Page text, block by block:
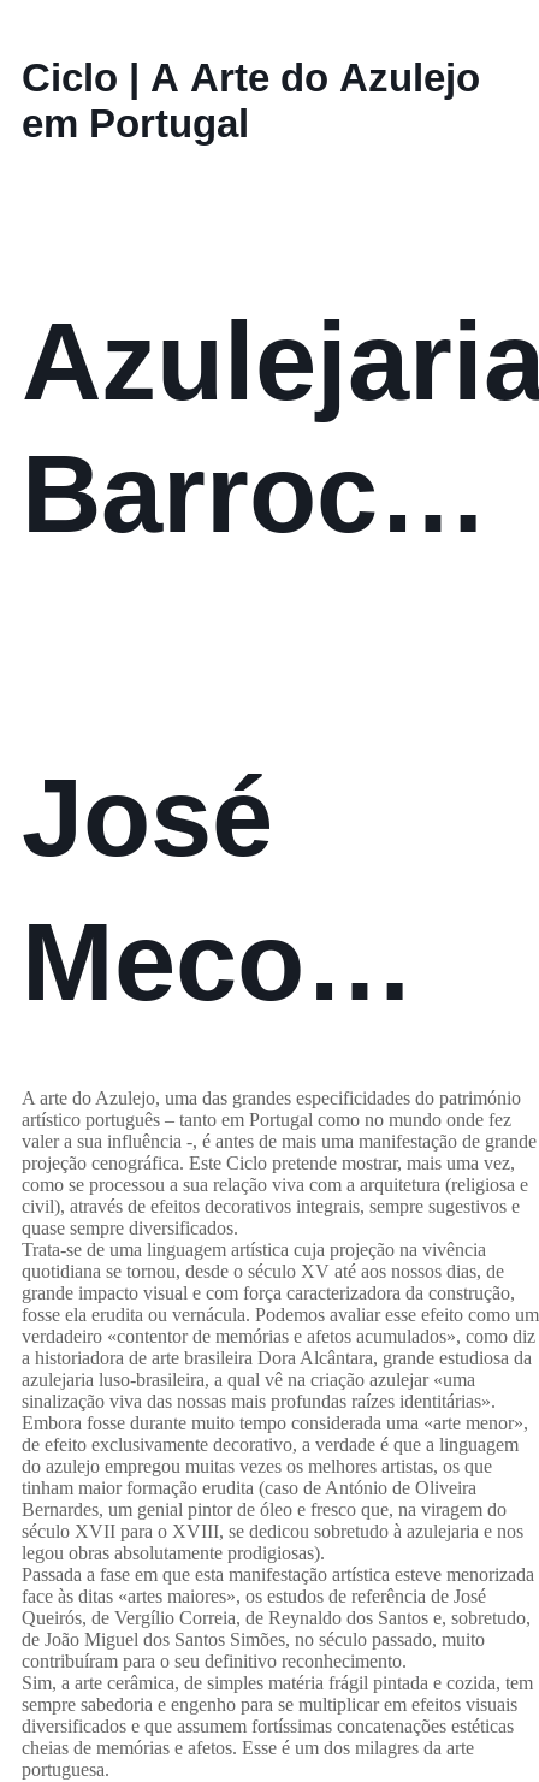
Ciclo | A Arte do Azulejo
em Portugal
Barroca:
Mestres
José
Meco
(ESAD,
IAO)
A arte do Azulejo, uma das grandes especificidades do património
artístico português – tanto em Portugal como no mundo onde fez
valer a sua influência -, é antes de mais uma manifestação de grande
projeção cenográfica. Este Ciclo pretende mostrar, mais uma vez,
como se processou a sua relação viva com a arquitetura (religiosa e
civil), através de efeitos decorativos integrais, sempre sugestivos e
quase sempre diversificados.
Trata-se de uma linguagem artística cuja projeção na vivência
quotidiana se tornou, desde o século XV até aos nossos dias, de
grande impacto visual e com força caracterizadora da construção,
fosse ela erudita ou vernácula. Podemos avaliar esse efeito como um
verdadeiro «contentor de memórias e afetos acumulados», como diz
a historiadora de arte brasileira Dora Alcântara, grande estudiosa da
azulejaria luso-brasileira, a qual vê na criação azulejar «uma
sinalização viva das nossas mais profundas raízes identitárias».
Embora fosse durante muito tempo considerada uma «arte menor»,
de efeito exclusivamente decorativo, a verdade é que a linguagem
do azulejo empregou muitas vezes os melhores artistas, os que
tinham maior formação erudita (caso de António de Oliveira
Bernardes, um genial pintor de óleo e fresco que, na viragem do
século XVII para o XVIII, se dedicou sobretudo à azulejaria e nos
legou obras absolutamente prodigiosas).
Passada a fase em que esta manifestação artística esteve menorizada
face às ditas «artes maiores», os estudos de referência de José
Queirós, de Vergílio Correia, de Reynaldo dos Santos e, sobretudo,
de João Miguel dos Santos Simões, no século passado, muito
contribuíram para o seu definitivo reconhecimento.
Sim, a arte cerâmica, de simples matéria frágil pintada e cozida, tem
sempre sabedoria e engenho para se multiplicar em efeitos visuais
diversificados e que assumem fortíssimas concatenações estéticas
cheias de memórias e afetos. Esse é um dos milagres da arte
portuguesa.